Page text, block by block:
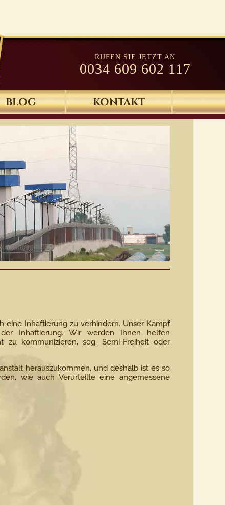
RUFEN SIE JETZT AN
0034 609 602 117
BLOG KONTAKT
eine Inhaftierung zu verhindern. Unser Kampf
Inhaftierung. Wir werden Ihnen helfen
zu kommunizieren, sog. Semi-Freiheit oder
herauszukommen, und deshalb ist es so
wie auch Verurteilte eine angemessene